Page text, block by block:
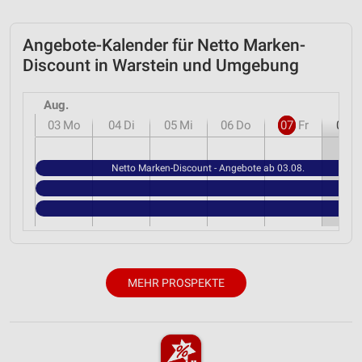
Angebote-Kalender für Netto Marken-
Discount in Warstein und Umgebung
Aug.
03 Mo 04 Di 05 Mi 06 Do 07 Fr 08
Netto Marken-Discount - Angebote ab 03.08.
MEHR PROSPEKTE
Nicht-IAB-Verarbeitungszwecke:
Performance
Werbung